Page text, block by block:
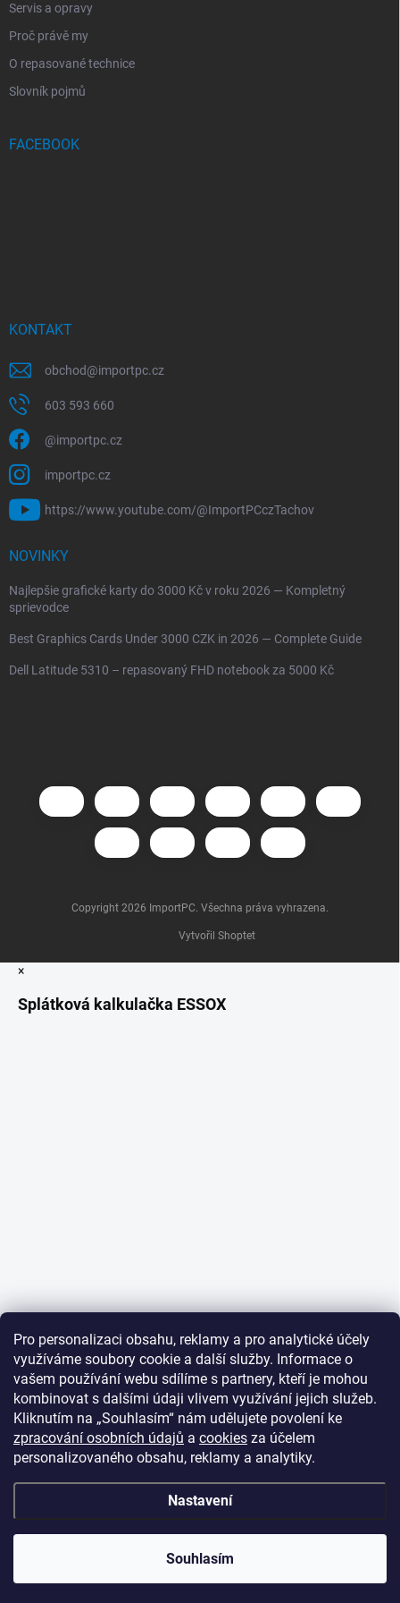
Pro personalizaci obsahu, reklamy a pro analytické účely
využíváme soubory cookie a další služby. Informace o
vašem používání webu sdílíme s partnery, kteří je mohou
kombinovat s dalšími údaji vlivem využívání jejich služeb.
Kliknutím na „Souhlasím“ nám udělujete povolení ke
zpracování osobních údajů a cookies za účelem
personalizovaného obsahu, reklamy a analytiky.
Nastavení
Souhlasím
Servis a opravy
Proč právě my
O repasované technice
Slovník pojmů
FACEBOOK
KONTAKT
obchod@importpc.cz
603 593 660
@importpc.cz
importpc.cz
https://www.youtube.com/@ImportPCczTachov
NOVINKY
Najlepšie grafické karty do 3000 Kč v roku 2026 — Kompletný
sprievodce
Best Graphics Cards Under 3000 CZK in 2026 — Complete Guide
Dell Latitude 5310 – repasovaný FHD notebook za 5000 Kč
Vytvořil Shoptet
Copyright 2026 ImportPC. Všechna práva vyhrazena.
×
Splátková kalkulačka ESSOX